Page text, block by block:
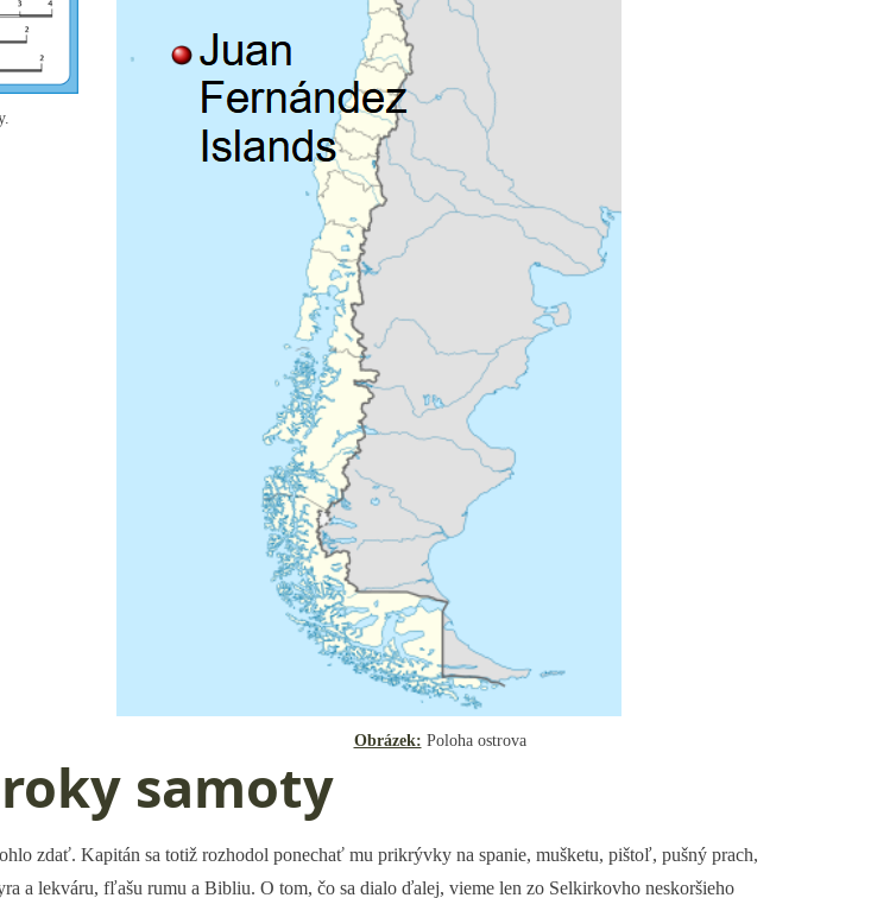
Obrázek: Poloha ostrova
samoty
zdať. Kapitán sa totiž rozhodol ponechať mu prikrývky na spanie, mušketu, pištoľ, pušný prach,
a lekváru, fľašu rumu a Bibliu. O tom, čo sa dialo ďalej, vieme len zo Selkirkovho neskoršieho